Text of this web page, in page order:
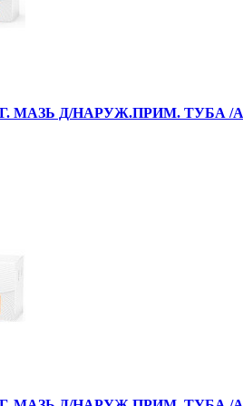
МАЗЬ Д/НАРУЖ.ПРИМ. ТУБА /